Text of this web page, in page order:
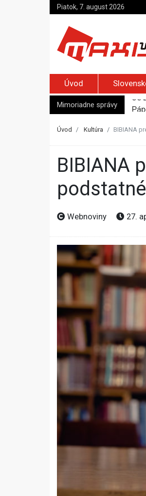
Piatok, 7. august 2026
Úvod
Mimoriadne správy
Úvod Kultúra BIBIANA
BIBIANA predstaví 20 najkrajších slovenských kníh, avizuje aj
Webnoviny 27.